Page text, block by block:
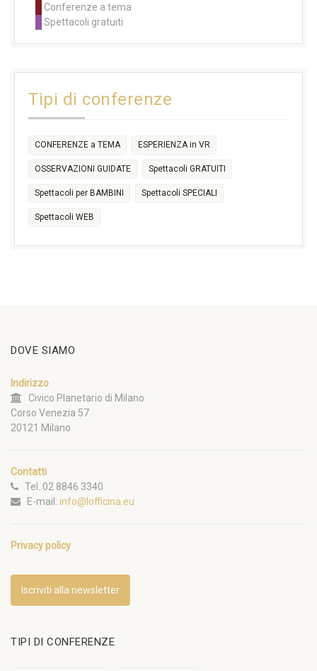
11:00 11:00 11:00
14:30
14:30 14:30
17:30
Conferenze a tema
Spettacoli gratuiti
Tipi di conferenze
CONFERENZE a TEMA ESPERIENZA in VR
OSSERVAZIONI GUIDATE Spettacoli GRATUITI
Spettacoli per BAMBINI Spettacoli SPECIALI
Spettacoli WEB
DOVE SIAMO
Indirizzo
Civico Planetario di Milano
Corso Venezia 57
20121 Milano
Contatti
Tel. 02 8846 3340
E-mail: info@lofficina.eu
Privacy policy
Iscriviti alla newsletter
TIPI DI CONFERENZE